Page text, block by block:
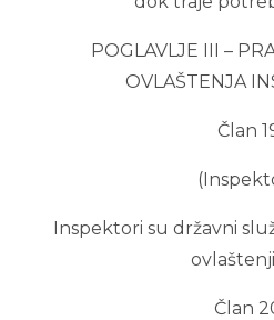
POGLAVLJE III –
OVLAŠTENJA
Član
Inspektori su državni
Član